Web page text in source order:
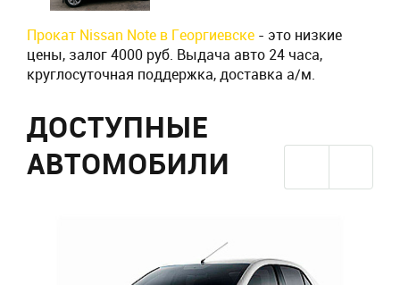
Прокат Nissan Note в Георгиевске - это низкие
цены, залог 4000 руб. Выдача авто 24 часа,
круглосуточная поддержка, доставка а/м.
ДОСТУПНЫЕ
АВТОМОБИЛИ